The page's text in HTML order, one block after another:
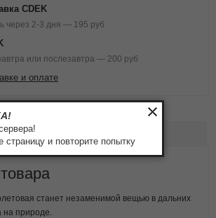
CDEK
через 2-3 дня — 195 руб
или послезавтра — 200 руб
и оплате
Доставка
станет незаменимой вещью в дальних
на природе.
страницу и повторите попытку